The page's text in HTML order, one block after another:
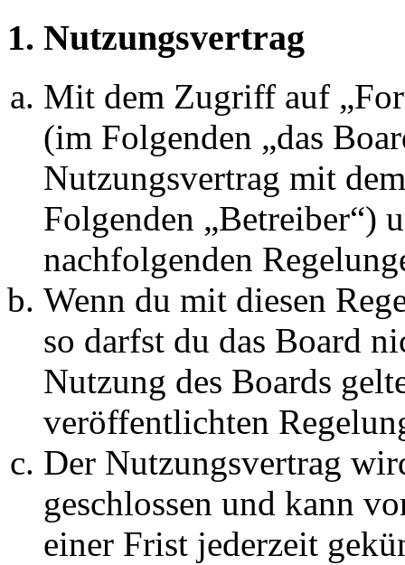
1. Nutzungsvertrag
Mit dem Zugriff auf
(im Folgenden „das
Nutzungsvertrag mit
Folgenden „Betreiber“)
nachfolgenden
Wenn du mit diesen
so darfst du das Board
Nutzung des Boards
veröffentlichten
Der Nutzungsvertrag
geschlossen und kann
einer Frist jederzeit